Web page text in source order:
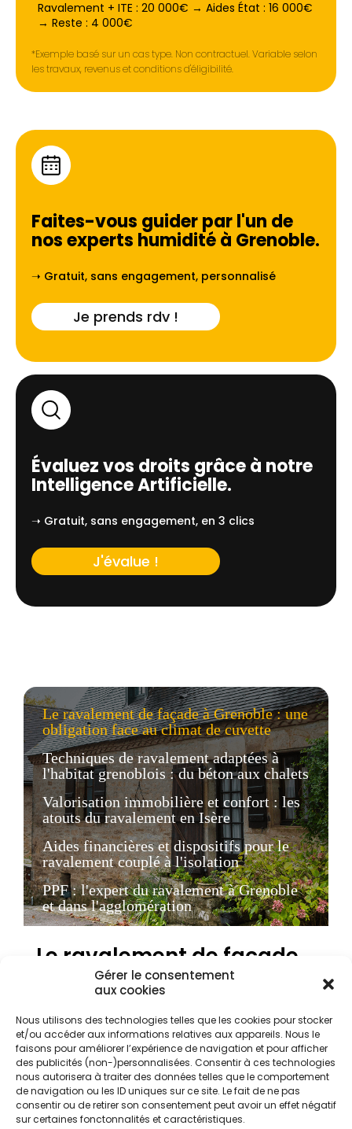
Gérer le consentement
aux cookies
Nous utilisons des technologies telles que les cookies pour stocker
et/ou accéder aux informations relatives aux appareils. Nous le
faisons pour améliorer l’expérience de navigation et pour afficher
des publicités (non-)personnalisées. Consentir à ces technologies
nous autorisera à traiter des données telles que le comportement
de navigation ou les ID uniques sur ce site. Le fait de ne pas
consentir ou de retirer son consentement peut avoir un effet négatif
sur certaines fonctonnalités et caractéristiques.
Ravalement + ITE : 20 000€ → Aides État : 16 000€
→ Reste : 4 000€
*Exemple basé sur un cas type. Non contractuel. Variable selon
les travaux, revenus et conditions d'éligibilité.
Faites-vous guider par l'un de
nos experts humidité à Grenoble.
➝ Gratuit, sans engagement, personnalisé
Je prends rdv !
Évaluez vos droits grâce à notre
Intelligence Artificielle.
➝ Gratuit, sans engagement, en 3 clics
J'évalue !
Le ravalement de façade à Grenoble : une
obligation face au climat de cuvette
Techniques de ravalement adaptées à
l'habitat grenoblois : du béton aux chalets
Valorisation immobilière et confort : les
atouts du ravalement en Isère
Aides financières et dispositifs pour le
ravalement couplé à l'isolation
PPF : l'expert du ravalement à Grenoble
et dans l'agglomération
Le ravalement de façade
à Grenoble : une
obligation face au climat
de cuvette
La ville de Grenoble, nichée au cœur d'une
cuvette semi-continentale entourée par le massif
de la Chartreuse et du Vercors, présente des défis
spécifiques pour l'entretien des bâtiments. Le